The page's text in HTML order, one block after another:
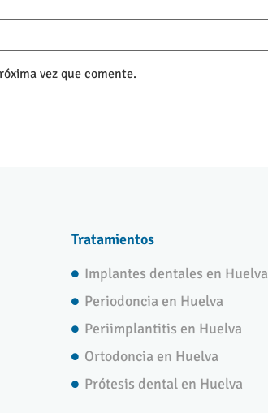
vez que comente.
Tratamientos
Implantes dentales en Huelva
Periodoncia en Huelva
Periimplantitis en Huelva
Ortodoncia en Huelva
Prótesis dental en Huelva